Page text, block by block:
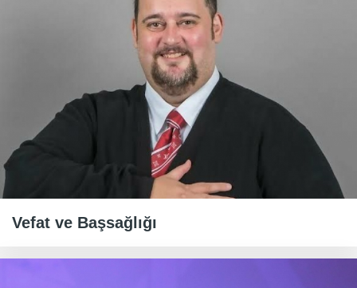
Vefat ve Başsağlığı